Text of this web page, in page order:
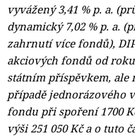
vyvážený 3,41 % p. a.
dynamický 7,02 % p. a.
zahrnutí více fondů),
akciových fondů od roku
státním příspěvkem, ale
případě jednorázového
fondu při spoření 1700
výši 251 050 Kč a o tuto